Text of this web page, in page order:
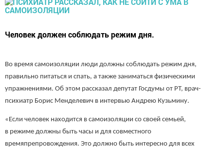
Человек должен соблюдать режим дня.
Во время самоизоляции люди должны соблюдать режим дня,
правильно питаться и спать, а также заниматься физическими
упражнениями. Об этом рассказал депутат Госдумы от РТ, врач-
психиатр Борис Менделевич в интервью Андрею Кузьмину.
«Если человек находится в самоизоляции со своей семьей,
в режиме должны быть часы и для совместного
времяпрепровождения. Это должно быть интересно для всех